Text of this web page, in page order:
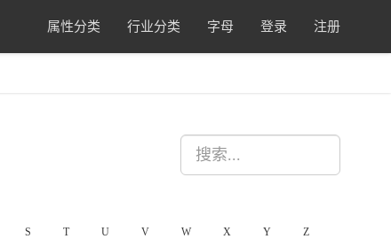
属性分类 行业分类 字母 登录 注册
S T U V W X Y Z